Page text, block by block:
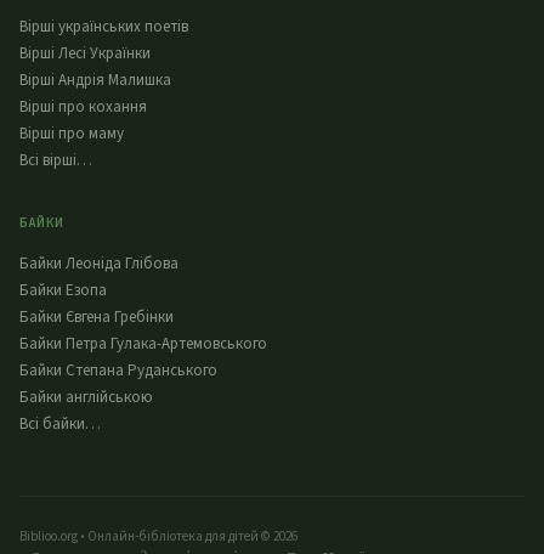
Вірші українських поетів
Вірші Лесі Українки
Вірші Андрія Малишка
Вірші про кохання
Вірші про маму
Всі вірші…
БАЙКИ
Байки Леоніда Глібова
Байки Езопа
Байки Євгена Гребінки
Байки Петра Гулака-Артемовського
Байки Степана Руданського
Байки англійською
Всі байки…
Biblioo.org • Онлайн-бібліотека для дітей © 2026